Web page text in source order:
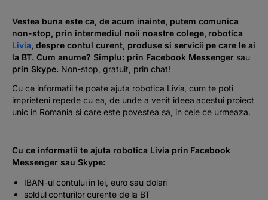
Vestea buna este ca, de acum inainte, putem comunica
non-stop, prin intermediul noii noastre colege, robotica
Livia, despre contul curent, produse si servicii pe care le ai
la BT. Cum anume? Simplu: prin Facebook Messenger sau
prin Skype. Non-stop, gratuit, prin chat!
Cu ce informatii te poate ajuta robotica Livia, cum te poti
imprieteni repede cu ea, de unde a venit ideea acestui proiect
unic in Romania si care este povestea sa, in cele ce urmeaza.
Cu ce informatii te ajuta robotica Livia prin Facebook
Messenger sau Skype:
IBAN-ul contului in lei, euro sau dolari
soldul conturilor curente de la BT